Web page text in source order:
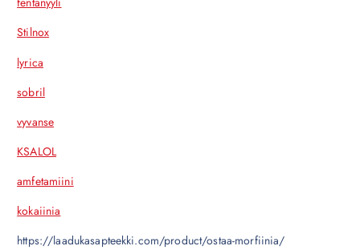
Stilnox
lyrica
sobril
vyvanse
KSALOL
amfetamiini
kokaiinia
https://laadukasapteekki.com/product/ostaa-morfiinia/